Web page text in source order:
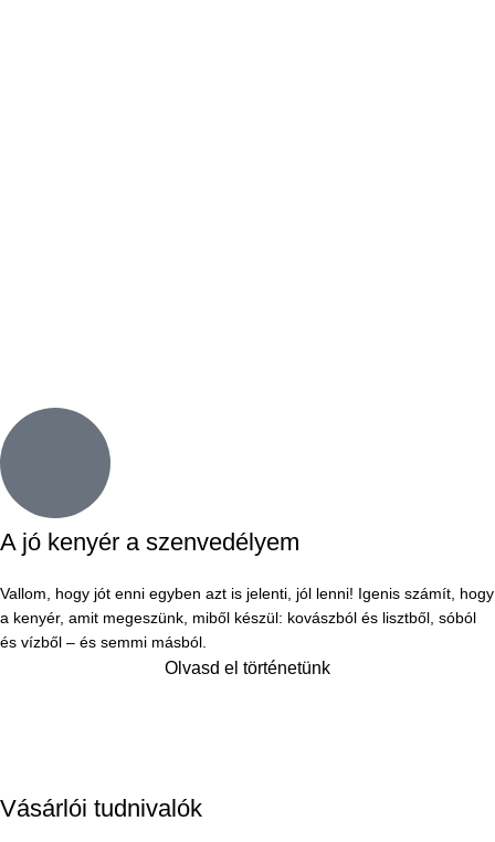
A jó kenyér a szenvedélyem
Vallom, hogy jót enni egyben azt is jelenti, jól lenni! Igenis számít, hogy
a kenyér, amit megeszünk, miből készül: kovászból és lisztből, sóból
és vízből – és semmi másból.
Olvasd el történetünk
Vásárlói tudnivalók